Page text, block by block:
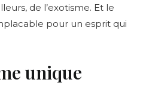
de l’exotisme. Et le
pour un esprit qui
unique